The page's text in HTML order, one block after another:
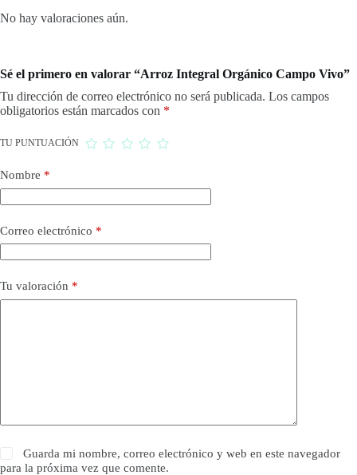
No hay valoraciones aún.
Sé el primero en valorar “Arroz Integral Orgánico Campo Vivo”
Tu dirección de correo electrónico no será publicada. Los campos
obligatorios están marcados con *
TU PUNTUACIÓN
Nombre *
Correo electrónico *
Tu valoración *
Guarda mi nombre, correo electrónico y web en este navegador
para la próxima vez que comente.